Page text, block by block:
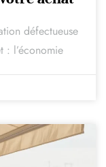
défectueuse
: l’économie